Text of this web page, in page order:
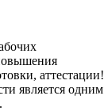
аттестации!
является одним